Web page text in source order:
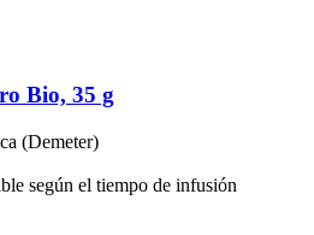
Bio, 35 g
(Demeter)
según el tiempo de infusión